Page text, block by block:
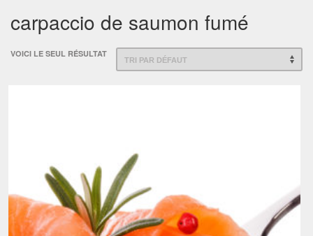
carpaccio de saumon fumé
VOICI LE SEUL RÉSULTAT